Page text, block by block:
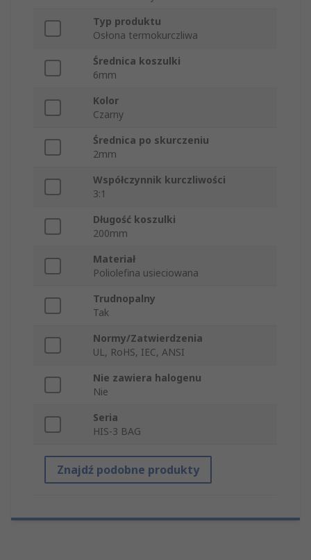
Typ produktu
Osłona termokurczliwa
Średnica koszulki
6mm
Kolor
Czarny
Średnica po skurczeniu
2mm
Współczynnik kurczliwości
3:1
Długość koszulki
200mm
Materiał
Poliolefina usieciowana
Trudnopalny
Tak
Normy/Zatwierdzenia
UL, RoHS, IEC, ANSI
Nie zawiera halogenu
Nie
Seria
HIS-3 BAG
Znajdź podobne produkty